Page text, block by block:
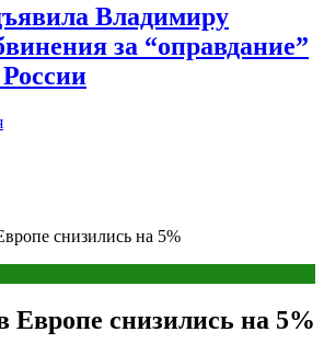
Владимиру
за “оправдание”
снизились на 5%
Европе снизились на 5%